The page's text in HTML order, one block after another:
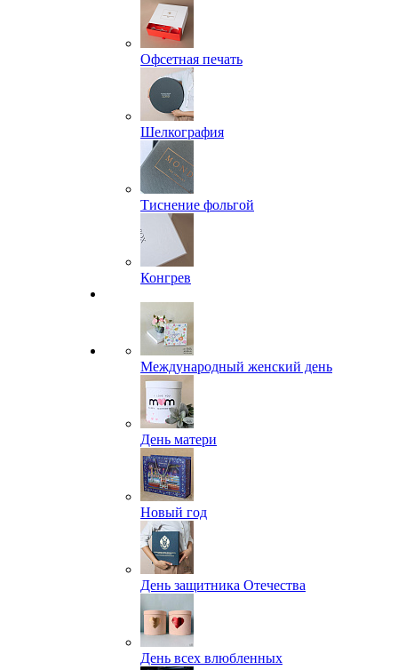
Офсетная печать
Шелкография
Тиснение фольгой
Конгрев
Международный женский день
День матери
Новый год
День защитника Отечества
День всех влюбленных